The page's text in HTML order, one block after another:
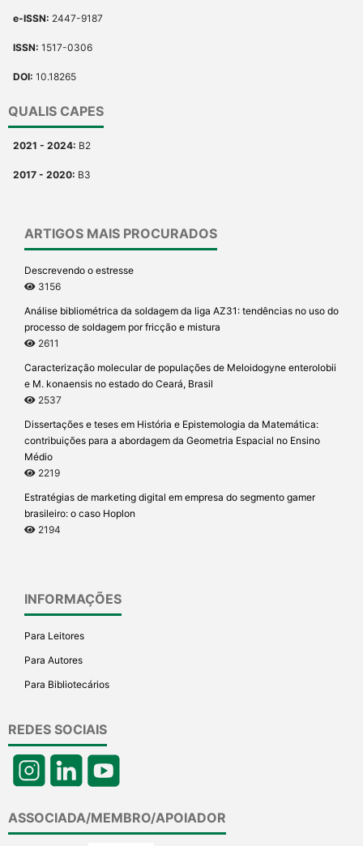
e-ISSN: 2447-9187
ISSN: 1517-0306
DOI: 10.18265
QUALIS CAPES
2021 - 2024: B2
2017 - 2020: B3
ARTIGOS MAIS PROCURADOS
Descrevendo o estresse
3156
Análise bibliométrica da soldagem da liga AZ31: tendências no uso do
processo de soldagem por fricção e mistura
2611
Caracterização molecular de populações de Meloidogyne enterolobii
e M. konaensis no estado do Ceará, Brasil
2537
Dissertações e teses em História e Epistemologia da Matemática:
contribuições para a abordagem da Geometria Espacial no Ensino
Médio
2219
Estratégias de marketing digital em empresa do segmento gamer
brasileiro: o caso Hoplon
2194
INFORMAÇÕES
Para Leitores
Para Autores
Para Bibliotecários
REDES SOCIAIS
ASSOCIADA/MEMBRO/APOIADOR